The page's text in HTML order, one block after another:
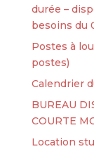
durée –
besoins du
Postes à
postes)
Calendrier
BUREAU
COURTE
Location